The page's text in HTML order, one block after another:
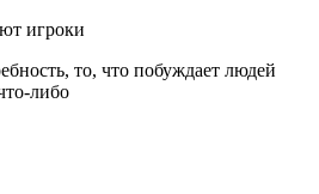
игроки
то, что побуждает людей
либо